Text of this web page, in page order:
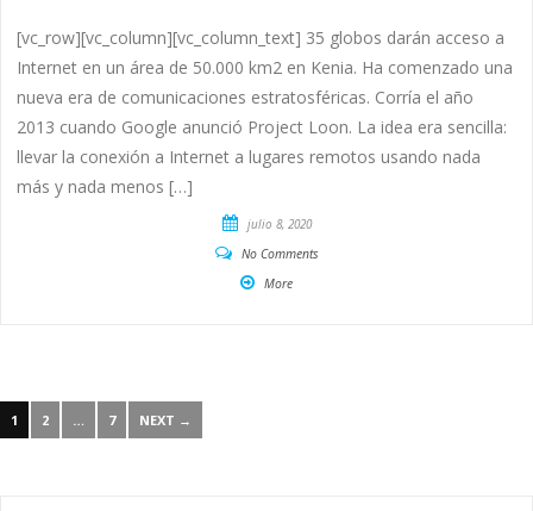
[vc_row][vc_column][vc_column_text] 35 globos darán acceso a
Internet en un área de 50.000 km2 en Kenia. Ha comenzado una
nueva era de comunicaciones estratosféricas. Corría el año
2013 cuando Google anunció Project Loon. La idea era sencilla:
llevar la conexión a Internet a lugares remotos usando nada
más y nada menos […]
julio 8, 2020
No Comments
More
1 2 … 7 NEXT →